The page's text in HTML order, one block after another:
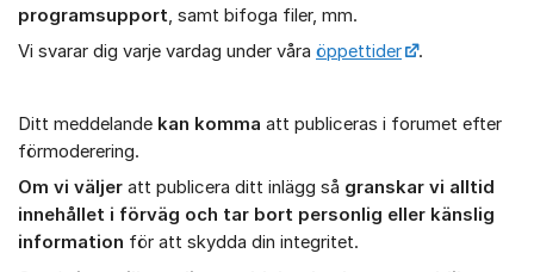
programsupport , samt bifoga filer, mm.
Vi svarar dig varje vardag under våra öppettider .
Ditt meddelande kan komma att publiceras i forumet efter
förmoderering.
Om vi väljer att publicera ditt inlägg så granskar vi alltid
innehållet i förväg och tar bort personlig eller känslig
information för att skydda din integritet.